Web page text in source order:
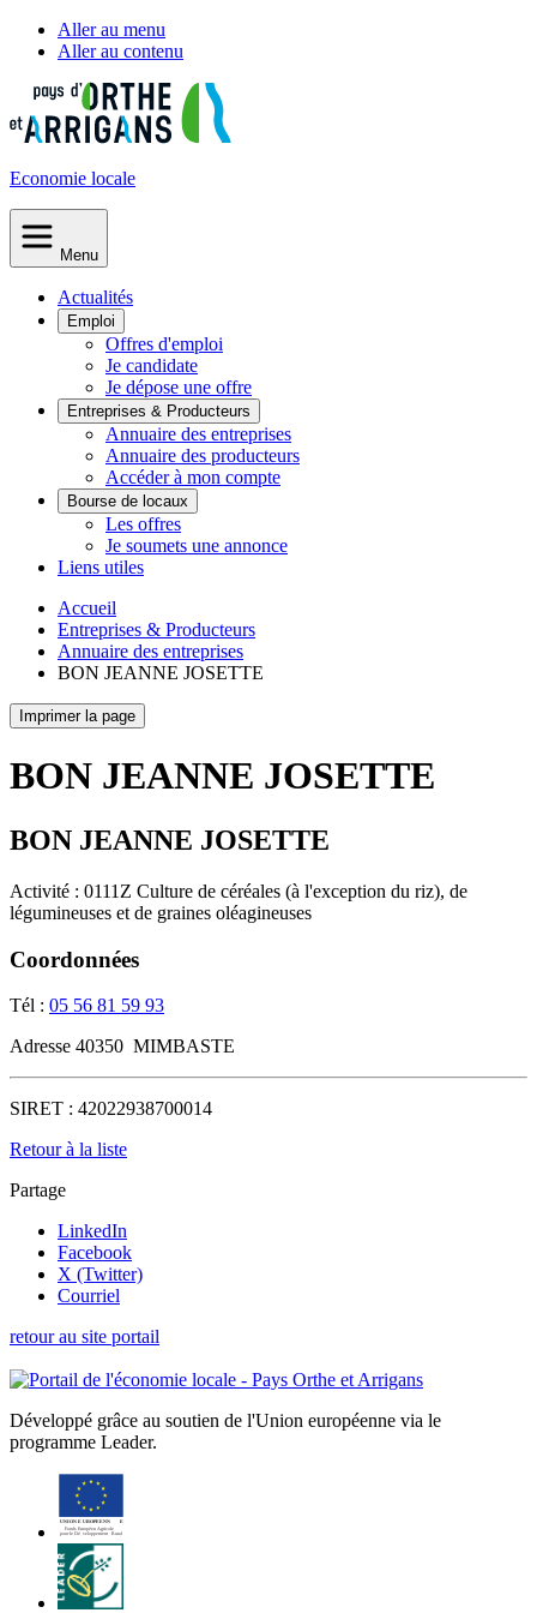
Aller au menu
Aller au contenu
Economie locale
Menu
Actualités
Emploi
Offres d'emploi
Je candidate
Je dépose une offre
Entreprises & Producteurs
Annuaire des entreprises
Annuaire des producteurs
Accéder à mon compte
Bourse de locaux
Les offres
Je soumets une annonce
Liens utiles
Accueil
Entreprises & Producteurs
Annuaire des entreprises
BON JEANNE JOSETTE
Imprimer la page
BON JEANNE JOSETTE
BON JEANNE JOSETTE
Activité : 0111Z Culture de céréales (à l'exception du riz), de
légumineuses et de graines oléagineuses
Coordonnées
Tél : 05 56 81 59 93
Adresse 40350 MIMBASTE
SIRET : 42022938700014
Retour à la liste
Partage
LinkedIn
Facebook
X (Twitter)
Courriel
retour au site portail
Développé grâce au soutien de l'Union européenne via le
programme Leader.